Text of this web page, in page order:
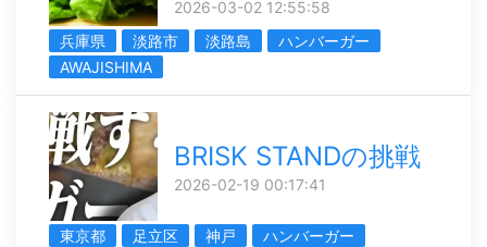
2026-03-02 12:55:58
兵庫県
淡路市 淡路島
ハンバーガー
AWAJISHIMA
BRISK STANDの挑戦
2026-02-19 00:17:41
東京都 足立区 神戸
ハンバーガー